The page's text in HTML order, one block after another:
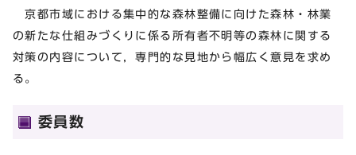
京都市域における集中的な森林整備に向けた森林・林業
の新たな仕組みづくりに係る所有者不明等の森林に関する
対策の内容について，専門的な見地から幅広く意見を求め
る。
委員数